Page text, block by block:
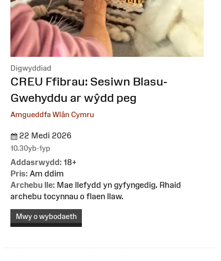
Digwyddiad
:CREU Ffibrau: Sesiwn Blasu-
Gwehyddu ar wŷdd peg
Amgueddfa Wlân Cymru
22 Medi 2026
10.30yb-1yp
Addasrwydd: 18+
Pris: Am ddim
Archebu lle: Mae llefydd yn gyfyngedig. Rhaid
archebu tocynnau o flaen llaw.
Mwy o wybodaeth